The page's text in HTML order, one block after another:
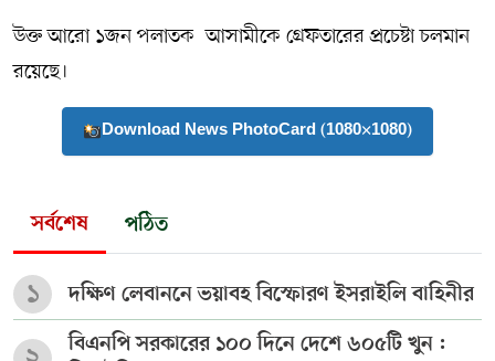
উক্ত আরো ১জন পলাতক আসামীকে গ্রেফতারের প্রচেষ্টা চলমান
রয়েছে।
Download News PhotoCard (1080×1080)
সর্বশেষ পঠিত
১ দক্ষিণ লেবাননে ভয়াবহ বিস্ফোরণ ইসরাইলি বাহিনীর
বিএনপি সরকারের ১০০ দিনে দেশে ৬০৫টি খুন :